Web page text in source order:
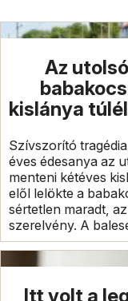
Az
kislánya
Szívszorító
éves édesanya az
menteni kétéves
elől lelökte a
sértetlen maradt,
szerelvény. A
Itt volt a